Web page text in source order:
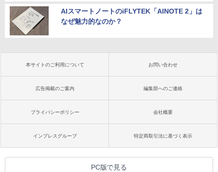
AIスマートノートのiFLYTEK「AINOTE 2」は
なぜ魅力的なのか？
本サイトのご利用について お問い合わせ
広告掲載のご案内 編集部へのご連絡
プライバシーポリシー 会社概要
インプレスグループ 特定商取引法に基づく表示
PC版で見る